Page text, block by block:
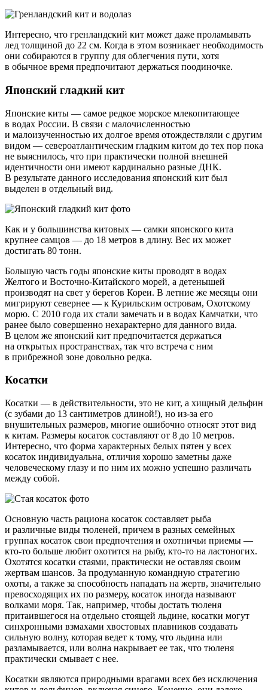
Интересно, что гренландский кит может даже проламывать
лед толщиной до 22 см. Когда в этом возникает необходимость
они собираются в группу для облегчения пути, хотя
в обычное время предпочитают держаться поодиночке.
Японский гладкий кит
Японские киты — самое редкое морское млекопитающее
в водах России. В связи с малочисленностью
и малоизученностью их долгое время отождествляли с другим
видом — североатлантическим гладким китом до тех пор пока
не выяснилось, что при практически полной внешней
идентичности они имеют кардинально разные ДНК.
В результате данного исследования японский кит был
выделен в отдельный вид.
Как и у большинства китовых — самки японского кита
крупнее самцов — до 18 метров в длину. Вес их может
достигать 80 тонн.
Большую часть годы японские киты проводят в водах
Желтого и Восточно-Китайского морей, а детенышей
производят на свет у берегов Кореи. В летние же месяцы они
мигрируют севернее — к Курильским островам, Охотскому
морю. С 2010 года их стали замечать и в водах Камчатки, что
ранее было совершенно нехарактерно для данного вида.
В целом же японский кит предпочитается держаться
на открытых пространствах, так что встреча с ним
в прибрежной зоне довольно редка.
Косатки
Косатки — в действительности, это не кит, а хищный дельфин
(с зубами до 13 сантиметров длиной!), но из-за его
внушительных размеров, многие ошибочно относят этот вид
к китам. Размеры косаток составляют от 8 до 10 метров.
Интересно, что форма характерных белых пятен у всех
косаток индивидуальна, отличия хорошо заметны даже
человеческому глазу и по ним их можно успешно различать
между собой.
Основную часть рациона косаток составляет рыба
и различные виды тюленей, причем в разных семейных
группах косаток свои предпочтения и охотничьи приемы —
кто-то больше любит охотится на рыбу, кто-то на ластоногих.
Охотятся косатки стаями, практически не оставляя своим
жертвам шансов. За продуманную командную стратегию
охоты, а также за способность нападать на жертв, значительно
превосходящих их по размеру, косаток иногда называют
волками моря. Так, например, чтобы достать тюленя
притаившегося на отдельно стоящей льдине, косатки могут
синхронными взмахами хвостовых плавников создавать
сильную волну, которая ведет к тому, что льдина или
разламывается, или волна накрывает ее так, что тюленя
практически смывает с нее.
Косатки являются природными врагами всех без исключения